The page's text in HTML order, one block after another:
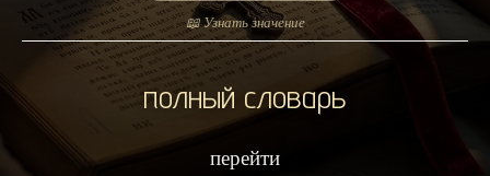
📖 Узнать значение
полный словарь
перейти